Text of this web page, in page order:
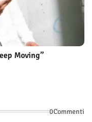
Moving”
0Commenti